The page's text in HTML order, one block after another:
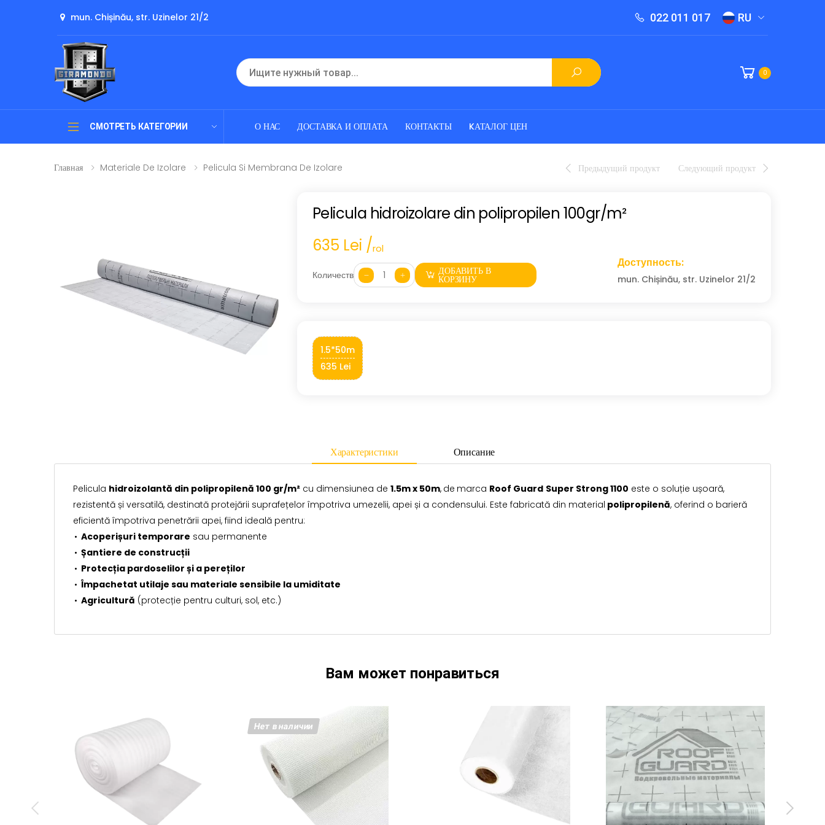
mun. Chișinău, str. Uzinelor 21/2 022 011 017 RU
0
СМОТРЕТЬ КАТЕГОРИИ О НАС ДОСТАВКА И ОПЛАТА КОНТАКТЫ KАТАЛОГ ЦЕН
Главная Materiale De Izolare Pelicula Si Membrana De Izolare Предыдущий продукт Следующий продукт
Pelicula hidroizolare din polipropilen 100gr/m²
635 Lei /rol
Количество: ДОБАВИТЬ В
КОРЗИНУ
Доступность:
mun. Chișinău, str. Uzinelor 21/2
1.5*50m
635 Lei
Характеристики Описание
Pelicula hidroizolantă din polipropilenă 100 gr/m² cu dimensiunea de 1.5m x 50m, de marca Roof Guard Super Strong 1100 este o soluție ușoară,
rezistentă și versatilă, destinată protejării suprafețelor împotriva umezelii, apei și a condensului. Este fabricată din material polipropilenă, oferind o barieră
eficientă împotriva penetrării apei, fiind ideală pentru:
Acoperișuri temporare sau permanente
Șantiere de construcții
Protecția pardoselilor și a pereților
Împachetat utilaje sau materiale sensibile la umiditate
Agricultură (protecție pentru culturi, sol, etc.)
Вам может понравиться
Нет в наличии